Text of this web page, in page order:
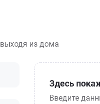
из дома
Здесь
Введите